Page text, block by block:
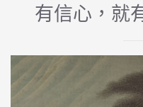
有信心，就